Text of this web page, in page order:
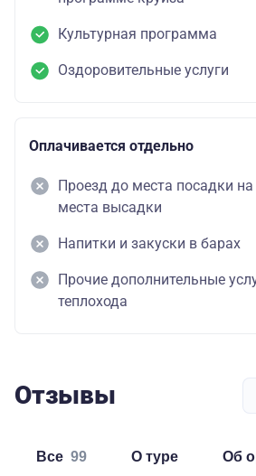
Культурная программа
Оздоровительные услуги
Оплачивается отдельно
Проезд до места посадки на
места высадки
Напитки и закуски в барах
Прочие дополнительные
теплохода
Отзывы
Все 99 о туре об